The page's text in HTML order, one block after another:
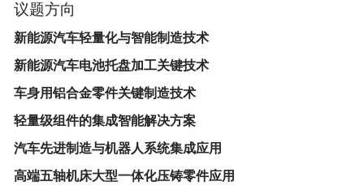
议题方向
新能源汽车轻量化与智能制造技术
新能源汽车电池托盘加工关键技术
车身用铝合金零件关键制造技术
轻量级组件的集成智能解决方案
汽车先进制造与机器人系统集成应用
高端五轴机床大型一体化压铸零件应用